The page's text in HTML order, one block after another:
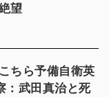
望
ちら予備自衛英
：武田真治と死